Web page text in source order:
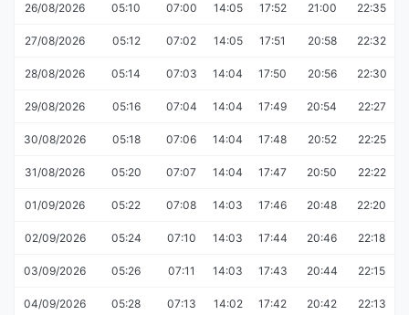
26/08/2026 05:10 07:00 14:05 17:52 21:00 22:35
27/08/2026 05:12 07:02 14:05 17:51 20:58 22:32
28/08/2026 05:14 07:03 14:04 17:50 20:56 22:30
29/08/2026 05:16 07:04 14:04 17:49 20:54 22:27
30/08/2026 05:18 07:06 14:04 17:48 20:52 22:25
31/08/2026 05:20 07:07 14:04 17:47 20:50 22:22
01/09/2026 05:22 07:08 14:03 17:46 20:48 22:20
02/09/2026 05:24 07:10 14:03 17:44 20:46 22:18
03/09/2026 05:26 07:11 14:03 17:43 20:44 22:15
04/09/2026 05:28 07:13 14:02 17:42 20:42 22:13